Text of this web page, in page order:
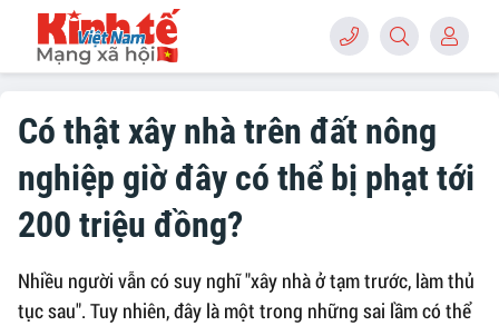
Có thật xây nhà trên đất nông
nghiệp giờ đây có thể bị phạt tới
200 triệu đồng?
Nhiều người vẫn có suy nghĩ "xây nhà ở tạm trước, làm thủ
tục sau". Tuy nhiên, đây là một trong những sai lầm có thể